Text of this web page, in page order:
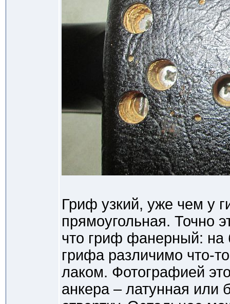
Гриф узкий, уже чем у
прямоугольная. Точно
что гриф фанерный: на
грифа различимо что-
лаком. Фотографией
анкера – латунная